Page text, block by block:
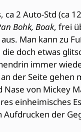
ca 2 Auto-Std (ca
Bohk, Boak, frei
Man kann zu
doch etwas
immer
der Seite gehen
Nase von Mickey
einheimisches
Aufdrucken der